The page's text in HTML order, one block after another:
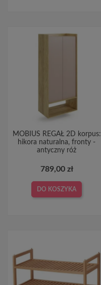
MOBIUS REGAŁ 2D korpus:
hikora naturalna, fronty -
antyczny róż
789,00 zł
DO KOSZYKA